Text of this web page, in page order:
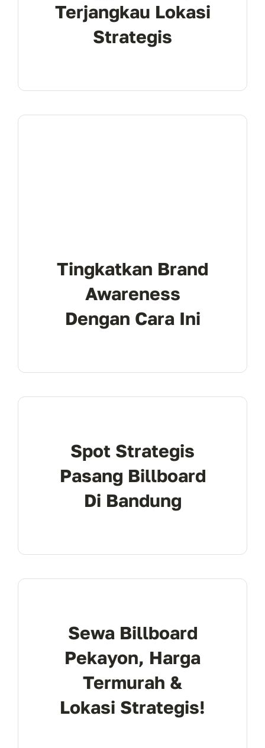
Terjangkau Lokasi
Strategis
Tingkatkan Brand
Awareness
Dengan Cara Ini
Spot Strategis
Pasang Billboard
Di Bandung
Sewa Billboard
Pekayon, Harga
Termurah &
Lokasi Strategis!